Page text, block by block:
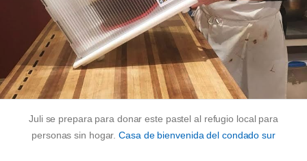
Juli se prepara para donar este pastel al refugio local para
personas sin hogar.Casa de bienvenida del condado sur